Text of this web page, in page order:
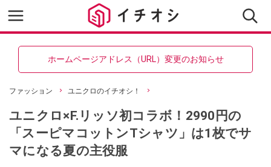
ホームページアドレス（URL）変更のお知らせ
ファッション ユニクロのイチオシ！
ユニクロ×F.リッソ初コラボ！2990円の
「スーピマコットンTシャツ」は1枚でサ
マになる夏の主役服